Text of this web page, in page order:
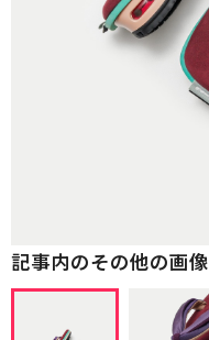
記事内のその他の画像